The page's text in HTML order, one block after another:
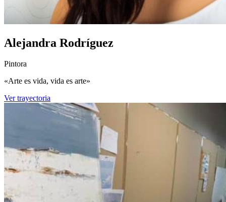
Alejandra Rodríguez
Pintora
«Arte es vida, vida es arte»
Ver trayectoria